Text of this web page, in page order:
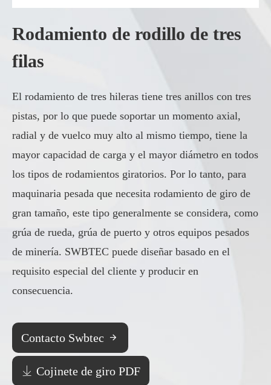
Rodamiento de rodillo de tres
filas
El rodamiento de tres hileras tiene tres anillos con tres
pistas, por lo que puede soportar un momento axial,
radial y de vuelco muy alto al mismo tiempo, tiene la
mayor capacidad de carga y el mayor diámetro en todos
los tipos de rodamientos giratorios. Por lo tanto, para
maquinaria pesada que necesita rodamiento de giro de
gran tamaño, este tipo generalmente se considera, como
grúa de rueda, grúa de puerto y otros equipos pesados
de minería. SWBTEC puede diseñar basado en el
requisito especial del cliente y producir en
consecuencia.
Contacto Swbtec 
 Cojinete de giro PDF